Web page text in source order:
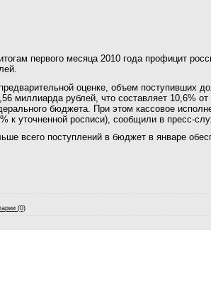
первого месяца 2010 года профицит
оценке, объем поступивших
миллиарда рублей, что составляет 10,6%
бюджета. При этом кассовое
к уточненной росписи), сообщили в пресс-
всего поступлений в бюджет в январе
(0)